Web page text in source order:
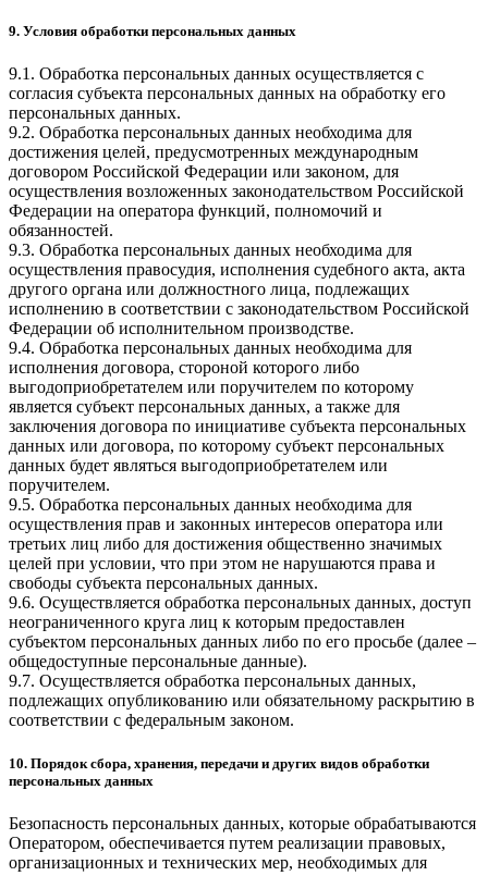
9. Условия обработки персональных данных
9.1. Обработка персональных данных осуществляется с
согласия субъекта персональных данных на обработку его
персональных данных.
9.2. Обработка персональных данных необходима для
достижения целей, предусмотренных международным
договором Российской Федерации или законом, для
осуществления возложенных законодательством Российской
Федерации на оператора функций, полномочий и
обязанностей.
9.3. Обработка персональных данных необходима для
осуществления правосудия, исполнения судебного акта, акта
другого органа или должностного лица, подлежащих
исполнению в соответствии с законодательством Российской
Федерации об исполнительном производстве.
9.4. Обработка персональных данных необходима для
исполнения договора, стороной которого либо
выгодоприобретателем или поручителем по которому
является субъект персональных данных, а также для
заключения договора по инициативе субъекта персональных
данных или договора, по которому субъект персональных
данных будет являться выгодоприобретателем или
поручителем.
9.5. Обработка персональных данных необходима для
осуществления прав и законных интересов оператора или
третьих лиц либо для достижения общественно значимых
целей при условии, что при этом не нарушаются права и
свободы субъекта персональных данных.
9.6. Осуществляется обработка персональных данных, доступ
неограниченного круга лиц к которым предоставлен
субъектом персональных данных либо по его просьбе (далее –
общедоступные персональные данные).
9.7. Осуществляется обработка персональных данных,
подлежащих опубликованию или обязательному раскрытию в
соответствии с федеральным законом.
10. Порядок сбора, хранения, передачи и других видов обработки
персональных данных
Безопасность персональных данных, которые обрабатываются
Оператором, обеспечивается путем реализации правовых,
организационных и технических мер, необходимых для